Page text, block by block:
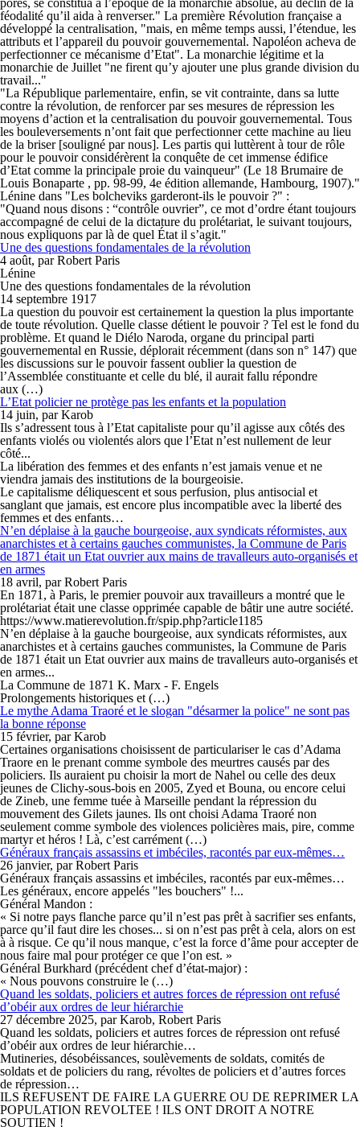
pores, se constitua à l’époque de la monarchie absolue, au déclin de la
féodalité qu’il aida à renverser." La première Révolution française a
développé la centralisation, "mais, en même temps aussi, l’étendue, les
attributs et l’appareil du pouvoir gouvernemental. Napoléon acheva de
perfectionner ce mécanisme d’Etat". La monarchie légitime et la
monarchie de Juillet "ne firent qu’y ajouter une plus grande division du
travail..."
"La République parlementaire, enfin, se vit contrainte, dans sa lutte
contre la révolution, de renforcer par ses mesures de répression les
moyens d’action et la centralisation du pouvoir gouvernemental. Tous
les bouleversements n’ont fait que perfectionner cette machine au lieu
de la briser [souligné par nous]. Les partis qui luttèrent à tour de rôle
pour le pouvoir considérèrent la conquête de cet immense édifice
d’Etat comme la principale proie du vainqueur" (Le 18 Brumaire de
Louis Bonaparte , pp. 98-99, 4e édition allemande, Hambourg, 1907)."
Lénine dans "Les bolcheviks garderont-ils le pouvoir ?" :
"Quand nous disons : “contrôle ouvrier”, ce mot d’ordre étant toujours
accompagné de celui de la dictature du prolétariat, le suivant toujours,
nous expliquons par là de quel État il s’agit."
Une des questions fondamentales de la révolution
4 août, par Robert Paris
Lénine
Une des questions fondamentales de la révolution
14 septembre 1917
La question du pouvoir est certainement la question la plus importante
de toute révolution. Quelle classe détient le pouvoir ? Tel est le fond du
problème. Et quand le Diélo Naroda, organe du principal parti
gouvernemental en Russie, déplorait récemment (dans son n° 147) que
les discussions sur le pouvoir fassent oublier la question de
l’Assemblée constituante et celle du blé, il aurait fallu répondre
aux (…)
L’Etat policier ne protège pas les enfants et la population
14 juin, par Karob
Ils s’adressent tous à l’Etat capitaliste pour qu’il agisse aux côtés des
enfants violés ou violentés alors que l’Etat n’est nullement de leur
côté...
La libération des femmes et des enfants n’est jamais venue et ne
viendra jamais des institutions de la bourgeoisie.
Le capitalisme déliquescent et sous perfusion, plus antisocial et
sanglant que jamais, est encore plus incompatible avec la liberté des
femmes et des enfants…
N’en déplaise à la gauche bourgeoise, aux syndicats réformistes, aux
anarchistes et à certains gauches communistes, la Commune de Paris
de 1871 était un Etat ouvrier aux mains de travalleurs auto-organisés et
en armes
18 avril, par Robert Paris
En 1871, à Paris, le premier pouvoir aux travailleurs a montré que le
prolétariat était une classe opprimée capable de bâtir une autre société.
https://www.matierevolution.fr/spip.php?article1185
N’en déplaise à la gauche bourgeoise, aux syndicats réformistes, aux
anarchistes et à certains gauches communistes, la Commune de Paris
de 1871 était un Etat ouvrier aux mains de travalleurs auto-organisés et
en armes...
La Commune de 1871 K. Marx - F. Engels
Prolongements historiques et (…)
Le mythe Adama Traoré et le slogan "désarmer la police" ne sont pas
la bonne réponse
15 février, par Karob
Certaines organisations choisissent de particulariser le cas d’Adama
Traore en le prenant comme symbole des meurtres causés par des
policiers. Ils auraient pu choisir la mort de Nahel ou celle des deux
jeunes de Clichy-sous-bois en 2005, Zyed et Bouna, ou encore celui
de Zineb, une femme tuée à Marseille pendant la répression du
mouvement des Gilets jaunes. Ils ont choisi Adama Traoré non
seulement comme symbole des violences policières mais, pire, comme
martyr et héros ! Là, c’est carrément (…)
Généraux français assassins et imbéciles, racontés par eux-mêmes…
26 janvier, par Robert Paris
Généraux français assassins et imbéciles, racontés par eux-mêmes…
Les généraux, encore appelés "les bouchers" !...
Général Mandon :
« Si notre pays flanche parce qu’il n’est pas prêt à sacrifier ses enfants,
parce qu’il faut dire les choses... si on n’est pas prêt à cela, alors on est
à à risque. Ce qu’il nous manque, c’est la force d’âme pour accepter de
nous faire mal pour protéger ce que l’on est. »
Général Burkhard (précédent chef d’état-major) :
« Nous pouvons construire le (…)
Quand les soldats, policiers et autres forces de répression ont refusé
d’obéir aux ordres de leur hiérarchie
27 décembre 2025, par Karob, Robert Paris
Quand les soldats, policiers et autres forces de répression ont refusé
d’obéir aux ordres de leur hiérarchie…
Mutineries, désobéissances, soulèvements de soldats, comités de
soldats et de policiers du rang, révoltes de policiers et d’autres forces
de répression…
ILS REFUSENT DE FAIRE LA GUERRE OU DE REPRIMER LA
POPULATION REVOLTEE ! ILS ONT DROIT A NOTRE
SOUTIEN !